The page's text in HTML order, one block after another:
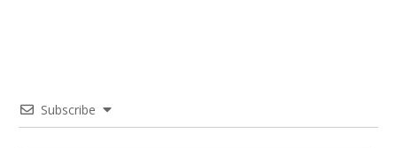
Subscribe